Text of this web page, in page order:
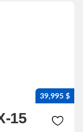
39,995 $
15